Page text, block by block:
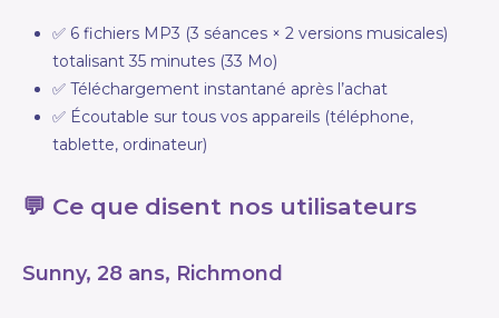
✅ 6 fichiers MP3 (3 séances × 2 versions musicales)
totalisant 35 minutes (33 Mo)
✅ Téléchargement instantané après l’achat
✅ Écoutable sur tous vos appareils (téléphone,
tablette, ordinateur)
💬 Ce que disent nos utilisateurs
Sunny, 28 ans, Richmond